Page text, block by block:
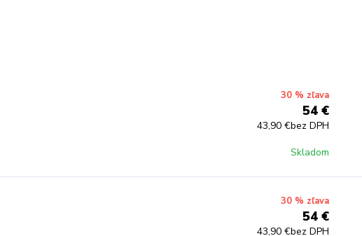
30 % zľava
54 €
43,90 €bez DPH
Skladom
30 % zľava
54 €
43,90 €bez DPH